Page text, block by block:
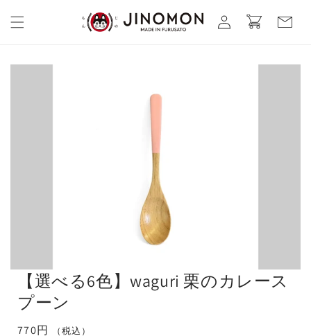
ンツに
進む
グ
イ
ー
【選べる6色】waguri 栗のカレース
プーン
通
770円 （税込）